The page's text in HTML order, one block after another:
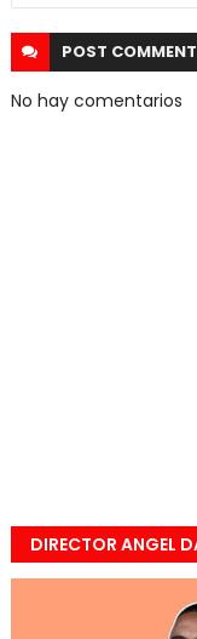
POST COMMENT
No hay comentarios
DIRECTOR ANGEL